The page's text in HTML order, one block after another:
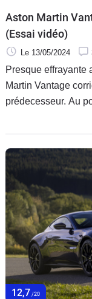
Aston Martin
(Essai vidéo)
Le 13/05/2024
Presque effrayante
Martin Vantage
prédecesseur. Au
McLaren Artura ?
12,7 /20